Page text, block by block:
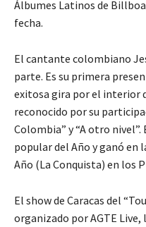
Álbumes Latinos de
fecha.
El cantante colombiano
parte. Es su primera
exitosa gira por el interior
reconocido por su
Colombia” y “A otro
popular del Año y ganó en
Año (La Conquista) en los
El show de Caracas del
organizado por AGTE